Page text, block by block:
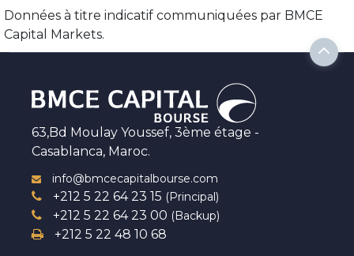
Données à titre indicatif communiquées par BMCE
Capital Markets.
63,Bd Moulay Youssef, 3ème étage -
Casablanca, Maroc.
info@bmcecapitalbourse.com
+212 5 22 64 23 15 (Principal)
+212 5 22 64 23 00 (Backup)
+212 5 22 48 10 68